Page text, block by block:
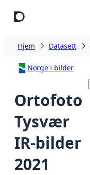
Hjem Datasett
Norge i bilder
Ortofoto
Tysvær
IR-bilder
2021